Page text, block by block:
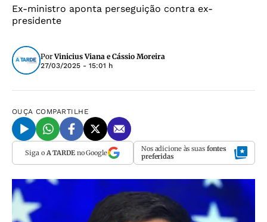
Ex-ministro aponta perseguição contra ex-
presidente
PorVinicius Viana e Cássio Moreira
27/03/2025 - 15:01 h
OUÇA COMPARTILHE
Siga o A TARDEno Google Nos adicione às suas fontes
preferidas